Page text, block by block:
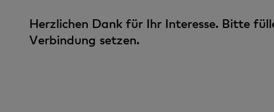
Herzlichen Dank für Ihr Interesse. Bitte
Verbindung setzen.